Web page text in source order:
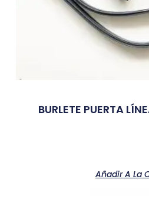
BURLETE PUERTA
Añadir A La